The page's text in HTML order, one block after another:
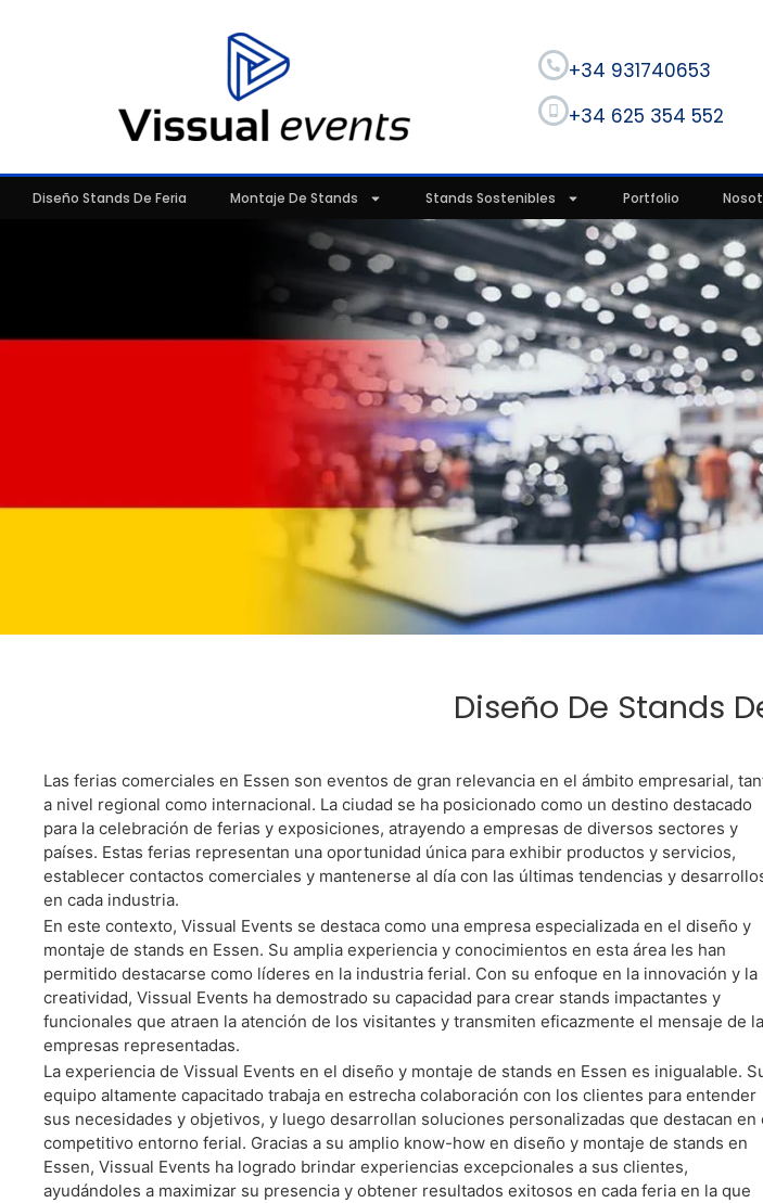
+34 931740653
+34 625 354 552
Diseño Stands De Feria Montaje De Stands Stands Sostenibles Portfolio
Tiene Una
En Essen?
Descubra Al Mejor Proveedor Para
Montaje De Su Stand En Essen
Cotize Su Stand De Forma Gratuita Ahora
Diseño De Stands
Las ferias comerciales en Essen son eventos de gran relevancia en el ámbito empresarial,
a nivel regional como internacional. La ciudad se ha posicionado como un destino destacado
para la celebración de ferias y exposiciones, atrayendo a empresas de diversos sectores y
países. Estas ferias representan una oportunidad única para exhibir productos y servicios,
establecer contactos comerciales y mantenerse al día con las últimas tendencias y
en cada industria.
En este contexto, Vissual Events se destaca como una empresa especializada en el diseño y
montaje de stands en Essen. Su amplia experiencia y conocimientos en esta área les han
permitido destacarse como líderes en la industria ferial. Con su enfoque en la innovación y la
creatividad, Vissual Events ha demostrado su capacidad para crear stands impactantes y
funcionales que atraen la atención de los visitantes y transmiten eficazmente el mensaje de
empresas representadas.
La experiencia de Vissual Events en el diseño y montaje de stands en Essen es inigualable.
equipo altamente capacitado trabaja en estrecha colaboración con los clientes para entender
sus necesidades y objetivos, y luego desarrollan soluciones personalizadas que destacan en
competitivo entorno ferial. Gracias a su amplio know-how en diseño y montaje de stands en
Essen, Vissual Events ha logrado brindar experiencias excepcionales a sus clientes,
ayudándoles a maximizar su presencia y obtener resultados exitosos en cada feria en la que